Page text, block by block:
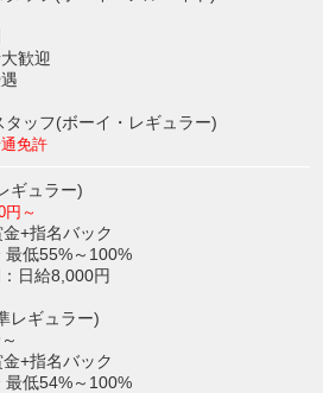
歓迎
タッフ(ボーイ・レギュラー)
免許
ギュラー)
円～
+指名バック
低55%～100%
日給8,000円
レギュラー)
+指名バック
低54%～100%